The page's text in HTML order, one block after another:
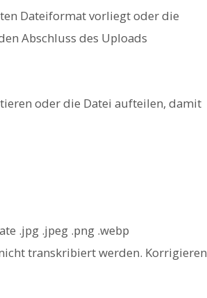
Dateiformat vorliegt oder die
Abschluss des Uploads
oder die Datei aufteilen, damit
.jpg .jpeg .png .webp
transkribiert werden. Korrigieren